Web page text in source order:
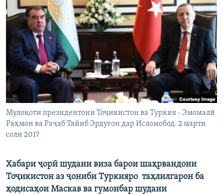
ГУЗОРИШҲОИ РАДИОӢ
Русский
ПАЙГИРӢ КУНЕД
Ҳамаи сомонаҳои RFE/RL
Мулоқоти президентони Тоҷикистон ва Туркия - Эмомалӣ
Раҳмон ва Раҷаб Тайиб Эрдуғон дар Исломобод. 2 марти
соли 2017
Хабари ҷорӣ шудани виза барои шаҳрвандони
Тоҷикистон аз ҷониби Туркияро таҳлилгарон ба
ҳодисаҳои Маскав ва гумонбар шудани